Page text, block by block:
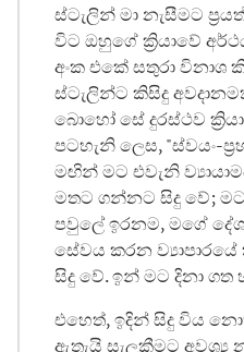
ස්ටැලින් මා නැසීමට
විට ඔහුගේ ක්‍රියාවේ
අංක එකේ සතුරා විනාශ
ස්ටැලින්ට කිසිදු
බොහෝ සේ දුරස්ථව
පටහැනි ලෙස, "ස්වයං-
මඟින් මට එවැනි
මතට ගන්නට සිදු වේ;
පවුලේ ඉරනම, මගේ
සේවය කරන ව්‍යාපාරයේ
සිදු වේ. ඉන් මට දිනා
එහෙත්, ඉදින් සිදු විය
ඇතැයි සැලකීමට